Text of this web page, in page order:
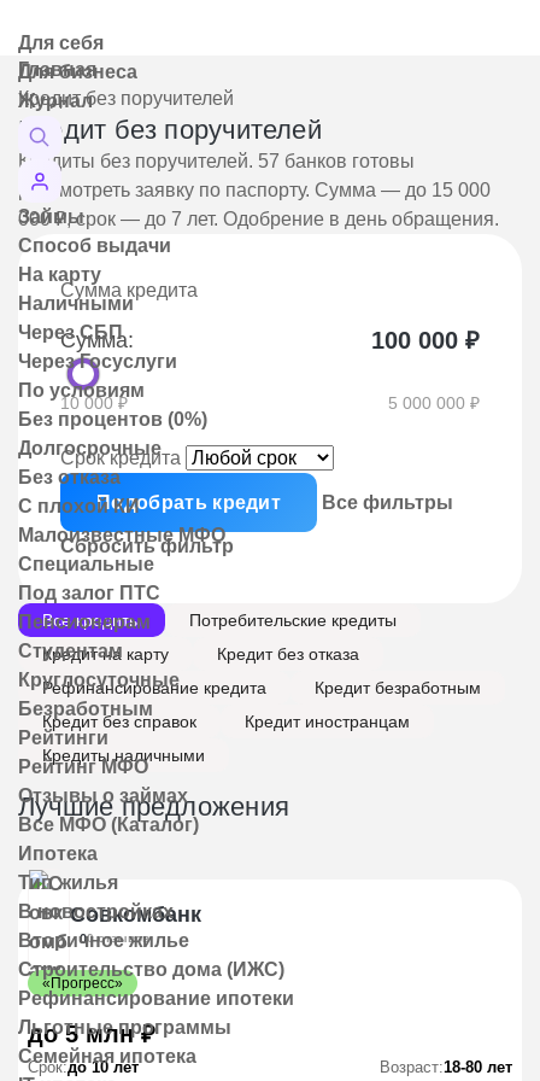
Для себя
Для бизнеса
Журнал
Займы
Способ выдачи
На карту
Наличными
Через СБП
Через Госуслуги
По условиям
Без процентов (0%)
Долгосрочные
Без отказа
С плохой КИ
Малоизвестные МФО
Специальные
Под залог ПТС
Пенсионерам
Студентам
Круглосуточные
Безработным
Рейтинги
Рейтинг МФО
Отзывы о займах
Все МФО (Каталог)
Ипотека
Тип жилья
В новостройках
Вторичное жилье
Строительство дома (ИЖС)
Рефинансирование ипотеки
Льготные программы
Семейная ипотека
Главная
Кредит без поручителей
Кредит без поручителей
Кредиты без поручителей. 57 банков готовы
рассмотреть заявку по паспорту. Сумма — до 15 000
000 ₽, срок — до 7 лет. Одобрение в день обращения.
Сумма кредита
Сумма: 100 000 ₽
10 000 ₽ 5 000 000 ₽
Срок кредита
Подобрать кредит Все фильтры
Сбросить фильтр
Все кредиты
Потребительские кредиты
Кредит на карту
Кредит без отказа
Рефинансирование кредита
Кредит безработным
Кредит без справок
Кредит иностранцам
Кредиты наличными
Лучшие предложения
Совкомбанк
00 отзывов
«Прогресс»
до 5 млн ₽
Срок:до 10 лет Возраст:18-80 лет